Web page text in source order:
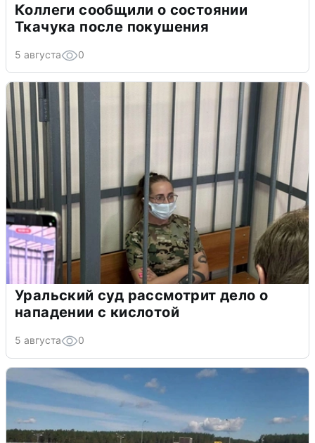
Коллеги сообщили о состоянии
Ткачука после покушения
5 августа 0
Уральский суд рассмотрит дело о
нападении с кислотой
5 августа 0